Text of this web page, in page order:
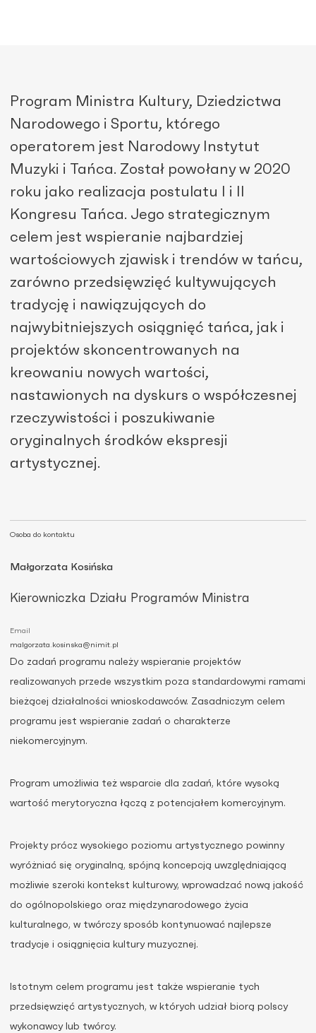
Program Ministra Kultury, Dziedzictwa
Narodowego i Sportu, którego
operatorem jest Narodowy Instytut
Muzyki i Tańca. Został powołany w 2020
roku jako realizacja postulatu I i II
Kongresu Tańca. Jego strategicznym
celem jest wspieranie najbardziej
wartościowych zjawisk i trendów w tańcu,
zarówno przedsięwzięć kultywujących
tradycję i nawiązujących do
najwybitniejszych osiągnięć tańca, jak i
projektów skoncentrowanych na
kreowaniu nowych wartości,
nastawionych na dyskurs o współczesnej
rzeczywistości i poszukiwanie
oryginalnych środków ekspresji
artystycznej.
Do zadań programu należy wspieranie projektów
realizowanych przede wszystkim poza standardowymi ramami
bieżącej działalności wnioskodawców. Zasadniczym celem
programu jest wspieranie zadań o charakterze
niekomercyjnym.
Program umożliwia też wsparcie dla zadań, które wysoką
wartość merytoryczna łączą z potencjałem komercyjnym.
Projekty prócz wysokiego poziomu artystycznego powinny
wyróżniać się oryginalną, spójną koncepcją uwzględniającą
możliwie szeroki kontekst kulturowy, wprowadzać nową jakość
do ogólnopolskiego oraz międzynarodowego życia
kulturalnego, w twórczy sposób kontynuować najlepsze
tradycje i osiągnięcia kultury muzycznej.
Istotnym celem programu jest także wspieranie tych
przedsięwzięć artystycznych, w których udział biorą polscy
wykonawcy lub twórcy.
Osoba do kontaktu
Małgorzata Kosińska
Kierowniczka Działu Programów Ministra
Email
malgorzata.kosinska@nimit.pl